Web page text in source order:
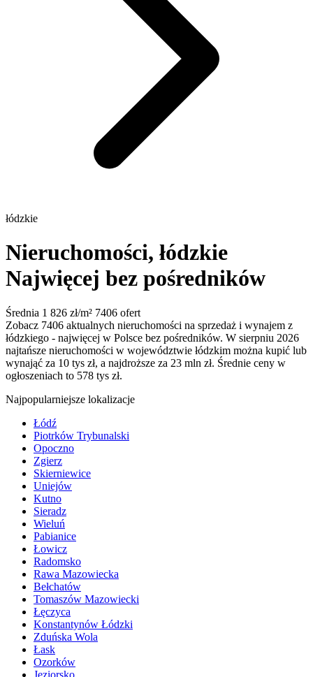
łódzkie
Nieruchomości, łódzkie
Najwięcej bez pośredników
Średnia 1 826 zł/m² 7406 ofert
Zobacz 7406 aktualnych nieruchomości na sprzedaż i wynajem z
łódzkiego - najwięcej w Polsce bez pośredników. W sierpniu 2026
najtańsze nieruchomości w województwie łódzkim można kupić lub
wynająć za 10 tys zł, a najdroższe za 23 mln zł. Średnie ceny w
ogłoszeniach to 578 tys zł.
Najpopularniejsze lokalizacje
Łódź
Piotrków Trybunalski
Opoczno
Zgierz
Skierniewice
Uniejów
Kutno
Sieradz
Wieluń
Pabianice
Łowicz
Radomsko
Rawa Mazowiecka
Bełchatów
Tomaszów Mazowiecki
Łęczyca
Konstantynów Łódzki
Zduńska Wola
Łask
Ozorków
Jeziorsko